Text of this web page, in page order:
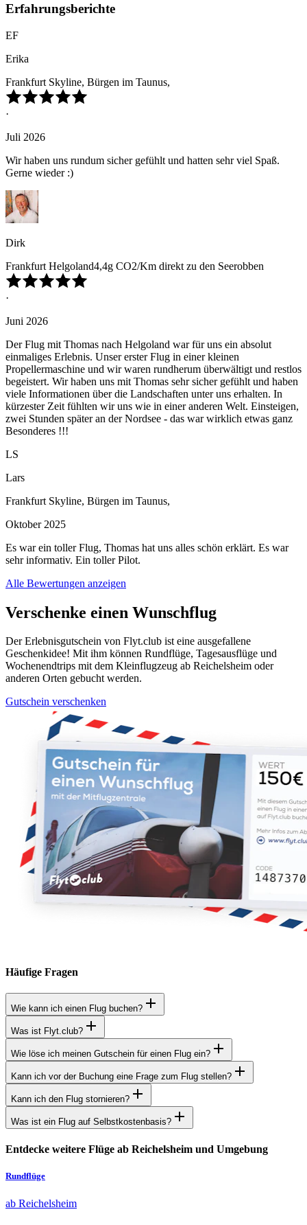
Erfahrungsberichte
EF
Erika
Frankfurt Skyline, Bürgen im Taunus,
·
Juli 2026
Wir haben uns rundum sicher gefühlt und hatten sehr viel Spaß.
Gerne wieder :)
Dirk
Frankfurt Helgoland4,4g CO2/Km direkt zu den Seerobben
·
Juni 2026
Der Flug mit Thomas nach Helgoland war für uns ein absolut
einmaliges Erlebnis. Unser erster Flug in einer kleinen
Propellermaschine und wir waren rundherum überwältigt und restlos
begeistert. Wir haben uns mit Thomas sehr sicher gefühlt und haben
viele Informationen über die Landschaften unter uns erhalten. In
kürzester Zeit fühlten wir uns wie in einer anderen Welt. Einsteigen,
zwei Stunden später an der Nordsee - das war wirklich etwas ganz
Besonderes !!!
LS
Lars
Frankfurt Skyline, Bürgen im Taunus,
Oktober 2025
Es war ein toller Flug, Thomas hat uns alles schön erklärt. Es war
sehr informativ. Ein toller Pilot.
Alle Bewertungen anzeigen
Verschenke einen Wunschflug
Der Erlebnisgutschein von Flyt.club ist eine ausgefallene
Geschenkidee! Mit ihm können Rundflüge, Tagesausflüge und
Wochenendtrips mit dem Kleinflugzeug ab Reichelsheim oder
anderen Orten gebucht werden.
Gutschein verschenken
Häufige Fragen
Wie kann ich einen Flug buchen?
Was ist Flyt.club?
Wie löse ich meinen Gutschein für einen Flug ein?
Kann ich vor der Buchung eine Frage zum Flug stellen?
Kann ich den Flug stornieren?
Was ist ein Flug auf Selbstkostenbasis?
Entdecke weitere Flüge ab Reichelsheim und Umgebung
Rundflüge
ab Reichelsheim